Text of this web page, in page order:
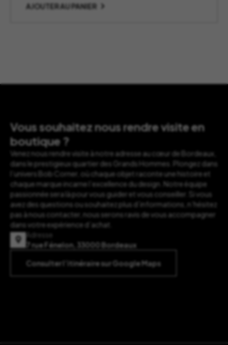
AJOUTER AU PANIER
Vous souhaitez nous rendre visite en
boutique ?
Venez nous rendre visite à notre adresse au cœur de Bordeaux,
dans le prestigieux quartier des Grands Hommes. Plongez dans
l’univers Bob Corner, où chaque objet raconte une histoire et
chaque marque incarne l’excellence du design. Notre équipe
passionnée sera là pour vous guider et vous conseiller. Si vous
avez des questions ou souhaitez plus d’informations, n’hésitez
pas à nous contacter, nous serons ravis de vous accompagner
dans votre expérience d’achat.
Adresse
7 rue Fénelon, 33000 Bordeaux
Consulter l’itinéraire sur Google Maps